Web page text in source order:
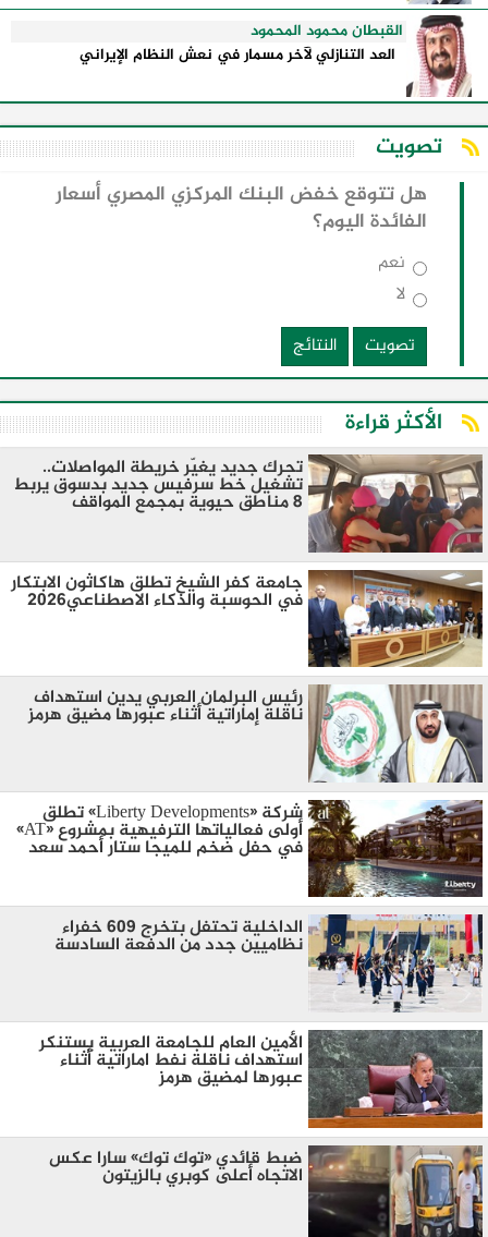
القبطان محمود المحمود
العد التنازلي لآخر مسمار في نعش النظام الإيراني
تصويت
هل تتوقع خفض البنك المركزي المصري أسعار
الفائدة اليوم؟
نعم
لا
تصويت
النتائج
الأكثر قراءة
تحرك جديد يغيّر خريطة المواصلات..
تشغيل خط سرفيس جديد بدسوق يربط
8 مناطق حيوية بمجمع المواقف
جامعة كفر الشيخ تطلق هاكاثون الابتكار
في الحوسبة والذكاء الاصطناعي2026
رئيس البرلمان العربي يدين استهداف
ناقلة إماراتية أثناء عبورها مضيق هرمز
شركة «Liberty Developments» تطلق
أولى فعالياتها الترفيهية بمشروع «AT»
في حفل ضخم للميجا ستار أحمد سعد
الداخلية تحتفل بتخرج 609 خفراء
نظاميين جدد من الدفعة السادسة
الأمين العام للجامعة العربية يستنكر
استهداف ناقلة نفط اماراتية أثناء
عبورها لمضيق هرمز
ضبط قائدي «توك توك» سارا عكس
الاتجاه أعلى كوبري بالزيتون